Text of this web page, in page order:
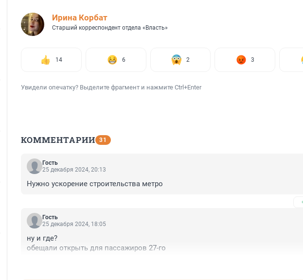
Иpина Корбат
Старший корреспондент отдела «Власть»
14 6 2 3
Увидели опечатку? Выделите фрагмент и нажмите Ctrl+Enter
КОММЕНТАРИИ 31
Гость
25 декабря 2024, 20:13
Нужно ускорение строительства метро
Гость
25 декабря 2024, 18:05
ну и где?
обещали открыть для пассажиров 27-го